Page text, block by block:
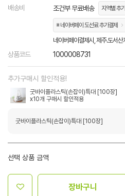
배송비 조건부 무료배송 지역별 추
※ 네이버페이 도선료 추가결제
네이버페이결제시, 제주.도서
상품코드 1000008731
추가구매시 할인적용!
굿바이플라스틱(손잡이)특대 [100장]
x10개 구매시 할인적용
굿바이플라스틱(손잡이)특대 [100장]
선택 상품 금액
장바구니